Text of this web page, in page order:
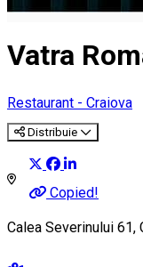
Vatra
Restaurant - Craiova
Distribuie
Copied!
Calea Severinului 61,